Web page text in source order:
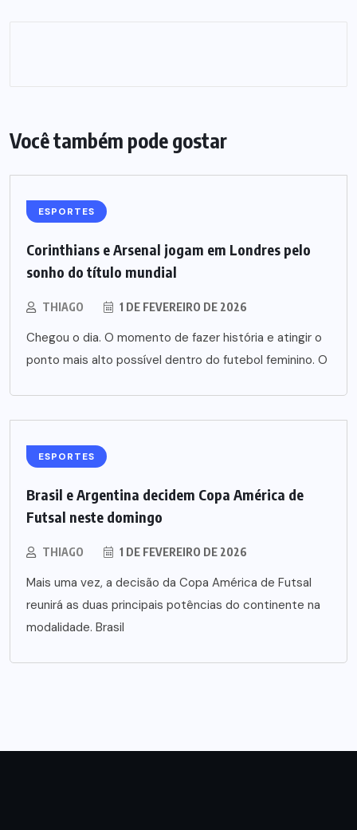
Você também pode gostar
ESPORTES
Corinthians e Arsenal jogam em Londres pelo
sonho do título mundial
THIAGO 1 DE FEVEREIRO DE 2026
Chegou o dia. O momento de fazer história e atingir o
ponto mais alto possível dentro do futebol feminino. O
ESPORTES
Brasil e Argentina decidem Copa América de
Futsal neste domingo
THIAGO 1 DE FEVEREIRO DE 2026
Mais uma vez, a decisão da Copa América de Futsal
reunirá as duas principais potências do continente na
modalidade. Brasil